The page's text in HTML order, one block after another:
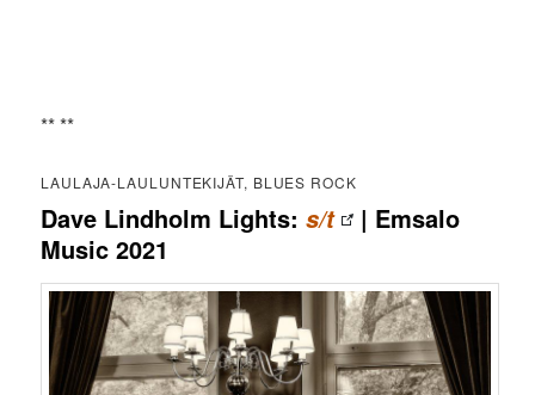
** **
LAULAJA-LAULUNTEKIJÄT, BLUES ROCK
Dave Lindholm Lights:s/t
| Emsalo
Music 2021